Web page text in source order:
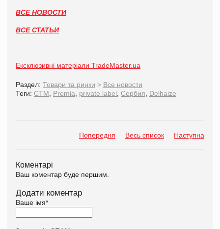
ВСЕ НОВОСТИ
ВСЕ СТАТЬИ
Ексклюзивні матеріали TradeMaster.ua
Раздел: Товари та ринки > Все новости
Теги: СТМ Premia private label Сербия Delhaize
Попередня Весь список Наступна
Коментарі
Ваш коментар буде першим.
Додати коментар
Ваше імя*